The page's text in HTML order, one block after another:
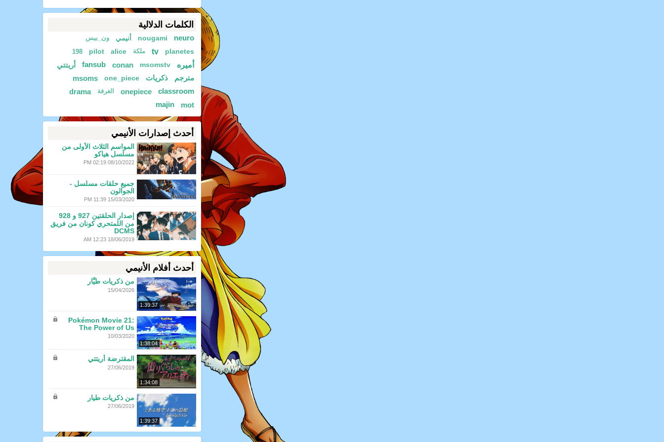
الكلمات الدلالية
neuro
nougami أنيمي ون_بيس
planetes
tv ملكة alice
pilot
198
أميره msomstv
conan
fansub أريتتي
مترجم ذكريات one_piece
msoms
classroom
onepiece الغرفة
drama
mot
majin
أحدث إصدارات الأنيمي
المواسم الثلاث الأولى من
مسلسل هياكو
08/10/2022 02:19 PM
جميع حلقات مسلسل -
الجوالون
15/03/2020 11:39 PM
إصدار الحلقتين 927 و 928
من اللمتحري كونان من فريق
DCMS
18/06/2019 12:23 AM
أحدث أفلام الأنيمي
1:39:37
من ذكريات طيَّار
15/04/2026
1:38:04
Pokémon Movie 21:
The Power of Us
10/03/2020
1:34:08
المقترضة أريتتي
27/06/2019
1:39:37
من ذكريات طيار
27/06/2019